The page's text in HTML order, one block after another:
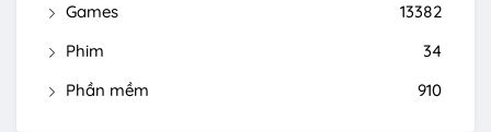
Games
13382
Phim
34
Phần mềm
910